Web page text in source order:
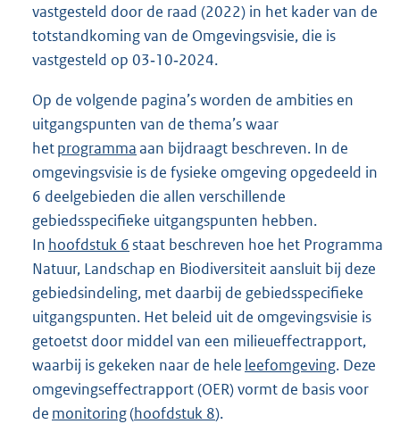
vastgesteld door de raad (2022) in het kader van de
totstandkoming van de Omgevingsvisie, die is
vastgesteld op 03‑10‑2024.
Op de volgende pagina’s worden de ambities en
uitgangspunten van de thema’s waar
hetprogrammaaan bijdraagt beschreven. In de
omgevingsvisie is de fysieke omgeving opgedeeld in
6 deelgebieden die allen verschillende
gebiedsspeciﬁeke uitgangspunten hebben.
In hoofdstuk 6staat beschreven hoe het Programma
Natuur, Landschap en Biodiversiteit aansluit bij deze
gebiedsindeling, met daarbij de gebiedsspeciﬁeke
uitgangspunten. Het beleid uit de omgevingsvisie is
getoetst door middel van een milieueffectrapport,
waarbij is gekeken naar de hele leefomgeving. Deze
omgevingseffectrapport (OER) vormt de basis voor
de monitoring(hoofdstuk 8).